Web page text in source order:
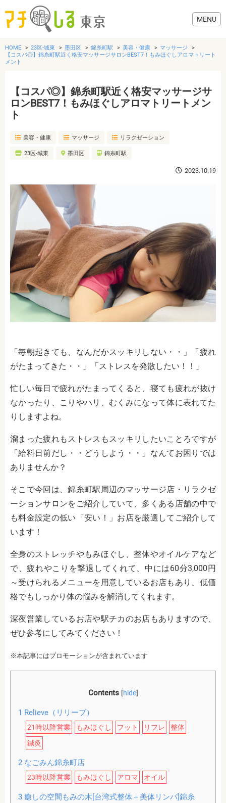
グルメ
歯医者・病院
生活
HOME 23区-城東 墨田区 錦糸町駅 美容・健康
マッサージ
【コスパ◎】錦糸町駅近く格安マッサージサロンBEST7！もみほぐしアロマトリート
メント
【コスパ◎】錦糸町駅近く格安マッサージサ
ロンBEST7！もみほぐしアロマトリートメン
ト
美容・健康 マッサージ リラクゼーション
23区-城東 墨田区 錦糸町駅
2023.10.19
「毎朝起きても、なんだかスッキリしない・・」「疲れ
がたまってきた・・」「ストレスを発散したい！！」
忙しい毎日で疲れがたまってくると、寝ても疲れが抜け
なかったり、こりやハリ、むくみになって体に表れてた
りしますよね。
溜まった疲れもストレスもスッキリしたいことろですが
「給料日前だし・・どうしよう・・」なんてお困りでは
ありませんか？
そこで今回は、錦糸町駅周辺のマッサージ店・リラクゼ
ーションサロンをご紹介していて、多くある店舗の中で
も料金設定の低い「安い！」お店を厳選してご紹介して
います！
全身のストレッチやもみほぐし、整体やオイルケアなど
で、疲れやこりを撃退してくれて、中には60分3,000円
～受けられるメニューを用意しているお店もあり、低価
格でもしっかり体の悩みを解消してくれます。
深夜営業しているお店や駅チカのお店もありますので、
ぜひ参考にしてみてください！
※本記事にはプロモーションが含まれています
Contents [hide]
1 Relieve（リリーブ）
21時以降営業 もみほぐし フット リフレ
整体
鍼灸
2なごみん錦糸町店
23時以降営業 もみほぐし アロマ オイル
3癒しの空間もみの木[台湾式整体＋美体リンパ]錦糸